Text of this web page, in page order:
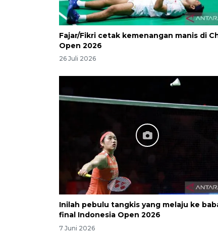
Fajar/Fikri cetak kemenangan manis di
Open 2026
26 Juli 2026
Inilah pebulu tangkis yang melaju ke
final Indonesia Open 2026
7 Juni 2026